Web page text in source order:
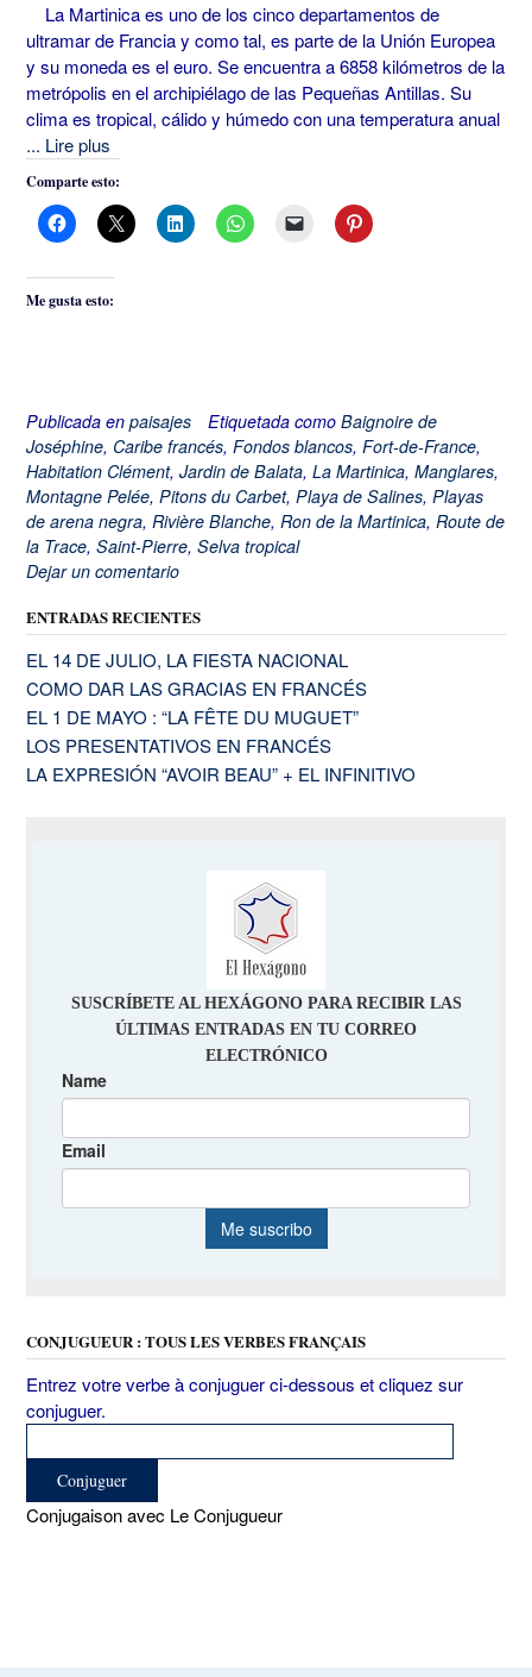
La Martinica es uno de los cinco departamentos de
ultramar de Francia y como tal, es parte de la Unión Europea
y su moneda es el euro. Se encuentra a 6858 kilómetros de la
metrópolis en el archipiélago de las Pequeñas Antillas. Su
clima es tropical, cálido y húmedo con una temperatura anual
... Lire plus
Comparte esto:
Me gusta esto:
Publicada en paisajes Etiquetada como Baignoire de
Joséphine, Caribe francés, Fondos blancos, Fort-de-France,
Habitation Clément, Jardin de Balata, La Martinica, Manglares,
Montagne Pelée, Pitons du Carbet, Playa de Salines, Playas
de arena negra, Rivière Blanche, Ron de la Martinica, Route de
la Trace, Saint-Pierre, Selva tropical
Dejar un comentario
ENTRADAS RECIENTES
EL 14 DE JULIO, LA FIESTA NACIONAL
COMO DAR LAS GRACIAS EN FRANCÉS
EL 1 DE MAYO : “LA FÊTE DU MUGUET”
LOS PRESENTATIVOS EN FRANCÉS
LA EXPRESIÓN “AVOIR BEAU” + EL INFINITIVO
CONJUGUEUR : TOUS LES VERBES FRANÇAIS
Entrez votre verbe à conjuguer ci-dessous et cliquez sur
conjuguer.
Conjugaison avec Le Conjugueur